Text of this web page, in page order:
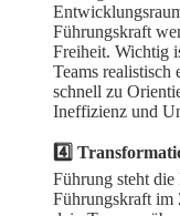
Führungskraft
Freiheit. Wichtig
Teams realistisch
schnell zu
Ineffizienz und
4️⃣
Führung steht
Führungskraft im